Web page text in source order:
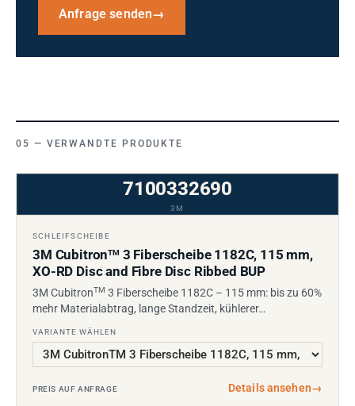
Anfrage senden→
VERWANDTE PRODUKTE
7100332690
3M
SCHLEIFSCHEIBE
3M CubitronTM3 Fiberscheibe 1182C, 115 mm,
XO-RD Disc and Fibre Disc Ribbed BUP
3M CubitronTM 3 Fiberscheibe 1182C – 115 mm: bis zu 60%
mehr Materialabtrag, lange Standzeit, kühlerer…
VARIANTE WÄHLEN
PREIS AUF ANFRAGE Details ansehen→